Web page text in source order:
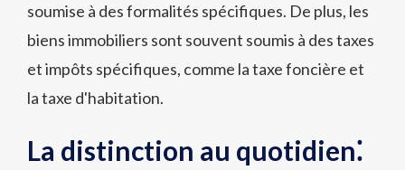
soumise à des formalités spécifiques. De plus, les
biens immobiliers sont souvent soumis à des taxes
et impôts spécifiques, comme la taxe foncière et
la taxe d'habitation.
La distinction au quotidien⁚